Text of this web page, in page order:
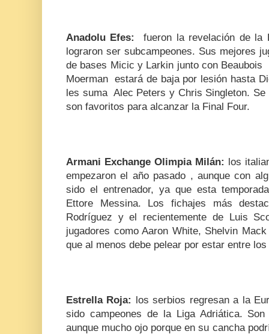
Anadolu Efes:
fueron la revelación de la
lograron ser subcampeones. Sus mejores
de bases Micic y Larkin junto con Beaubois
Moerman estará de baja por lesión hasta
les suma Alec Peters y Chris Singleton.
son favoritos para alcanzar la Final Four.
Armani Exchange Olimpia Milán: los
empezaron el año pasado , aunque con
sido el entrenador, ya que esta
Ettore Messina. Los fichajes más
Rodríguez y el recientemente de Luis
jugadores como Aaron White, Shelvin
que al menos debe pelear por estar entre
Estrella Roja: los serbios regresan a la
sido campeones de la Liga Adriática.
aunque mucho ojo porque en su cancha